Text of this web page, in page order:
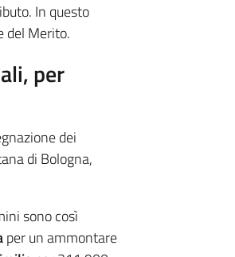
In questo
del Merito.
per
dei
di Bologna,
sono così
per un ammontare